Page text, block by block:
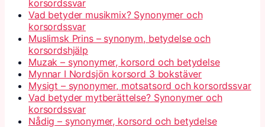
korsordssvar
Vad betyder musikmix? Synonymer och
korsordssvar
Muslimsk Prins – synonym, betydelse och
korsordshjälp
Muzak – synonymer, korsord och betydelse
Mynnar I Nordsjön korsord 3 bokstäver
Mysigt – synonymer, motsatsord och korsordssvar
Vad betyder mytberättelse? Synonymer och
korsordssvar
Nådig – synonymer, korsord och betydelse